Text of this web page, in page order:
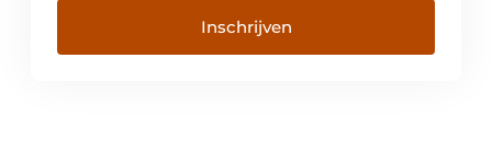
Inschrijven